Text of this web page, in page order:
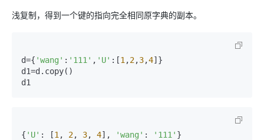
浅复制，得到一个键的指向完全相同原字典的副本。
d={ 'wang' : '111' , 'U' :[1 ,2,3,4]}
d1=d.copy()
d1
{ 'U' : [1 , 2, 3, 4], 'wang' : '111' }